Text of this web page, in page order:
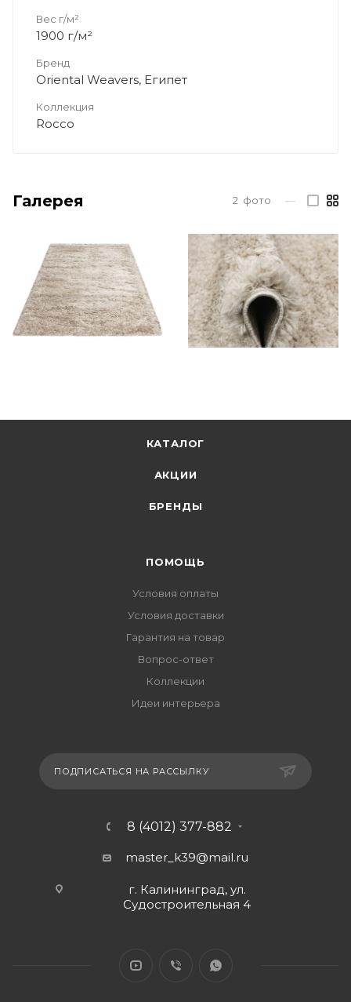
Вес г/м²
1900 г/м²
Бренд
Oriental Weavers, Египет
Коллекция
Rocco
Галерея 2 фото —
КАТАЛОГ
АКЦИИ
БРЕНДЫ
ПОМОЩЬ
Условия оплаты
Условия доставки
Гарантия на товар
Вопрос-ответ
Коллекции
Идеи интерьера
ПОДПИСАТЬСЯ НА РАССЫЛКУ
8 (4012) 377-882
master_k39@mail.ru
г. Калининград, ул.
Судостроительная 4